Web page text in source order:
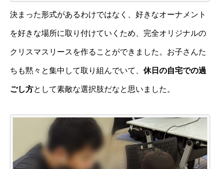
決まった形式があるわけではなく、好きなオーナメント
を好きな場所に取り付けていくため、完全オリジナルの
クリスマスリースを作ることができました。お子さんた
ちも黙々と集中して取り組んでいて、 休日の自宅での過
ごし方として素敵な選択肢だなと思いました。